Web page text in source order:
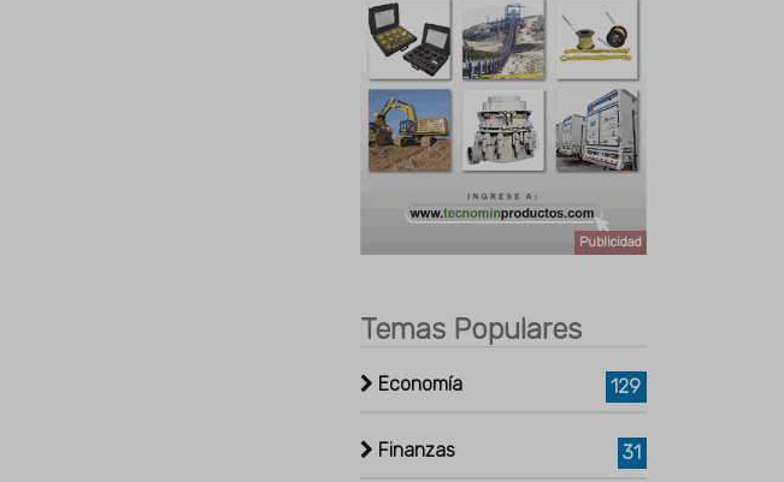
Publicidad
Temas Populares
Economía 129
Finanzas 31